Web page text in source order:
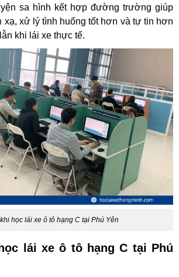
sa hình kết hợp đường trường giúp
xạ, xử lý tình huống tốt hơn và tự tin hơn
khi lái xe thực tế.
học lái xe ô tô hạng C tại Phú Yên
lái xe ô tô hạng C tại Phú